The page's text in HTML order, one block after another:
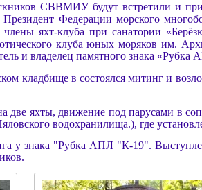
СВВМИУ будут встретили и
Федерации морского
члены яхт-клуба при санатории
клуба юных моряков им.
и владелец памятного знака
кладбище в состоялся митинг и
две яхты, движение под парусами в
водохранилища.), где
у знака "Рубка АПЛ "К-19".